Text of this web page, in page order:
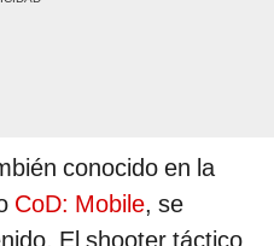
conocido en la
CoD: Mobile, se
El shooter táctico